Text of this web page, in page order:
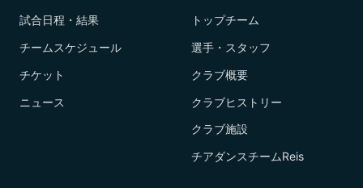
試合日程・結果
チームスケジュール
チケット
ニュース
トップチーム
選手・スタッフ
クラブ概要
クラブヒストリー
クラブ施設
チアダンスチームReis